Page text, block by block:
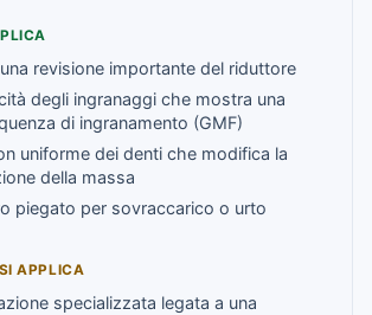
revisione importante del riduttore
degli ingranaggi che mostra una
di ingranamento (GMF)
uniforme dei denti che modifica la
della massa
piegato per sovraccarico o urto
APPLICA
specializzata legata a una